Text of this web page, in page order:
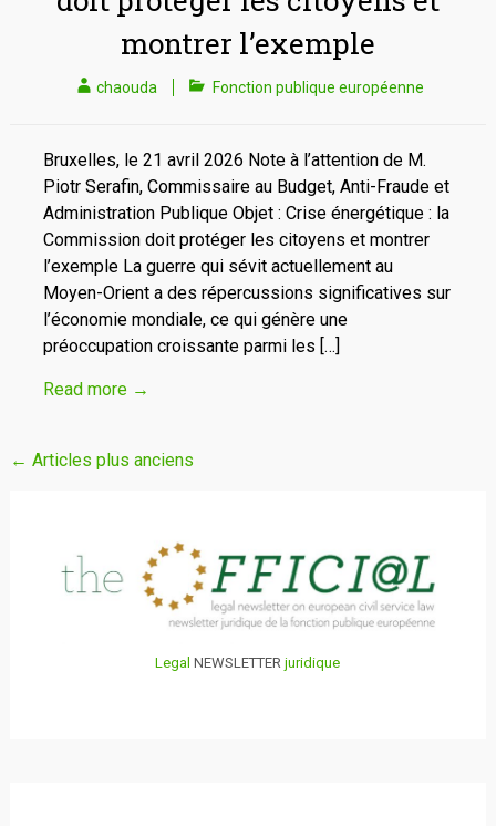
montrer l’exemple
chaouda Fonction publique européenne
Bruxelles, le 21 avril 2026 Note à l’attention de M.
Piotr Serafin, Commissaire au Budget, Anti-Fraude et
Administration Publique Objet : Crise énergétique : la
Commission doit protéger les citoyens et montrer
l’exemple La guerre qui sévit actuellement au
Moyen-Orient a des répercussions significatives sur
l’économie mondiale, ce qui génère une
préoccupation croissante parmi les […]
Read more →
Navigation
← Articles plus anciens
Legal NEWSLETTERjuridique